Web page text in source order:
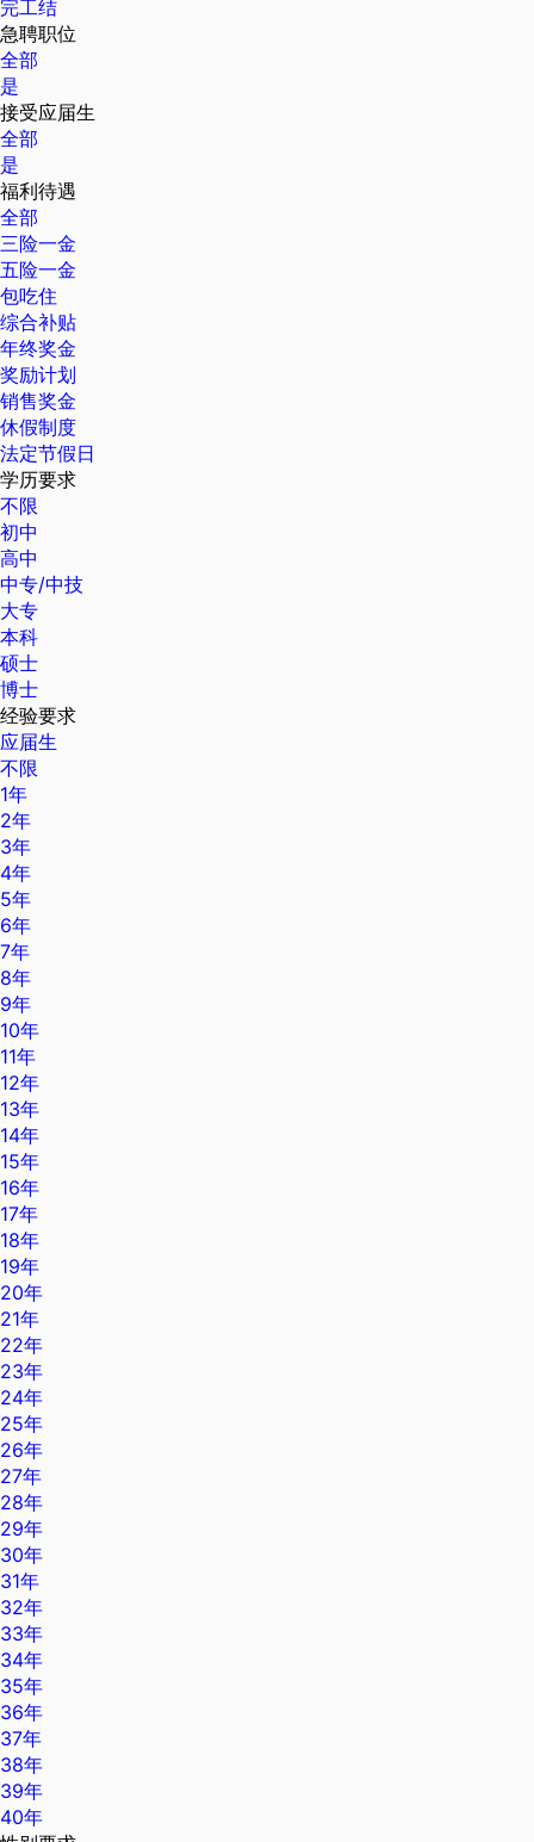
完工结
急聘职位
全部
是
接受应届生
全部
是
福利待遇
全部
三险一金
五险一金
包吃住
综合补贴
年终奖金
奖励计划
销售奖金
休假制度
法定节假日
学历要求
不限
初中
高中
中专/中技
大专
本科
硕士
博士
经验要求
应届生
不限
1年
2年
3年
4年
5年
6年
7年
8年
9年
10年
11年
12年
13年
14年
15年
16年
17年
18年
19年
20年
21年
22年
23年
24年
25年
26年
27年
28年
29年
30年
31年
32年
33年
34年
35年
36年
37年
38年
39年
40年